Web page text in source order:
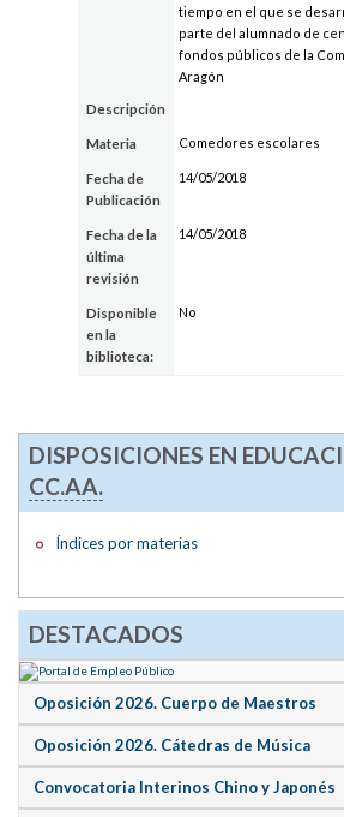
tiempo en el que se
parte del alumnado de
fondos públicos de la
Aragón
Descripción
Materia Comedores escolares
Fecha de
Publicación
14/05/2018
Fecha de la
última
revisión
14/05/2018
Disponible
en la
biblioteca:
No
DISPOSICIONES EN
CC.AA.
Índices por materias
DESTACADOS
Oposición 2026. Cuerpo de Maestros
Oposición 2026. Cátedras de Música
Convocatoria Interinos Chino y Japonés